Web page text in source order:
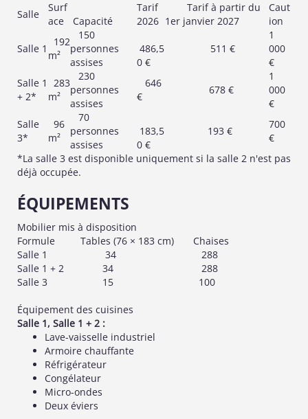
Salle
Surf
ace
Capacité
Tarif
2026
Tarif à partir du
1er janvier 2027
Caut
ion
Salle 1
192
m²
150
personnes
assises
486,5
0 €
511 €
1
000
€
Salle 1
+ 2*
283
m²
230
personnes
assises
646
€
678 €
1
000
€
Salle
3*
96
m²
70
personnes
assises
183,5
0 €
193 €
700
€
*La salle 3 est disponible uniquement si la salle 2 n'est pas
déjà occupée.
ÉQUIPEMENTS
Mobilier mis à disposition
Formule
Tables (76 × 183 cm) Chaises
Salle 1
34
288
Salle 1 + 2 34
288
Salle 3
15 100
Équipement des cuisines
Salle 1, Salle 1 + 2 :
Lave-vaisselle industriel
Armoire chauffante
Réfrigérateur
Congélateur
Micro-ondes
Deux éviers